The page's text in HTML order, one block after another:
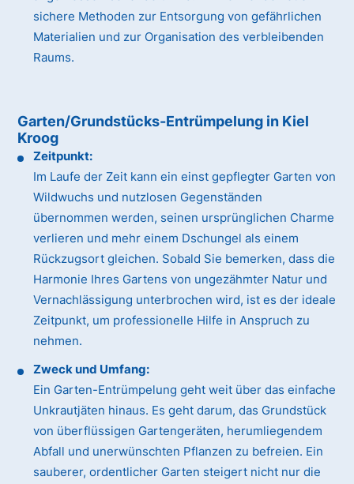
sichere Methoden zur Entsorgung von gefährlichen
Materialien und zur Organisation des verbleibenden
Raums.
Garten/Grundstücks-Entrümpelung in Kiel
Kroog
Zeitpunkt:
Im Laufe der Zeit kann ein einst gepflegter Garten von
Wildwuchs und nutzlosen Gegenständen
übernommen werden, seinen ursprünglichen Charme
verlieren und mehr einem Dschungel als einem
Rückzugsort gleichen. Sobald Sie bemerken, dass die
Harmonie Ihres Gartens von ungezähmter Natur und
Vernachlässigung unterbrochen wird, ist es der ideale
Zeitpunkt, um professionelle Hilfe in Anspruch zu
nehmen.
Zweck und Umfang:
Ein Garten-Entrümpelung geht weit über das einfache
Unkrautjäten hinaus. Es geht darum, das Grundstück
von überflüssigen Gartengeräten, herumliegendem
Abfall und unerwünschten Pflanzen zu befreien. Ein
sauberer, ordentlicher Garten steigert nicht nur die